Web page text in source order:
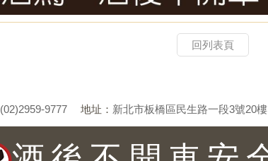
回列表頁
(02)2959-9777 地址： 新北市板橋區民生路一段3號20樓